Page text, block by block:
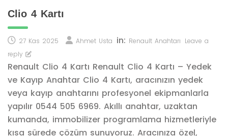
Clio 4 Kartı
27 Kas 2025 Ahmet Usta in: Renault Anahtarı Leave a
reply
Renault Clio 4 Kartı Renault Clio 4 Kartı – Yedek
ve Kayıp Anahtar Clio 4 Kartı, aracınızın yedek
veya kayıp anahtarını profesyonel ekipmanlarla
yapılır 0544 505 6969. Akıllı anahtar, uzaktan
kumanda, immobilizer programlama hizmetleriyle
kısa sürede çözüm sunuyoruz. Aracınıza özel,